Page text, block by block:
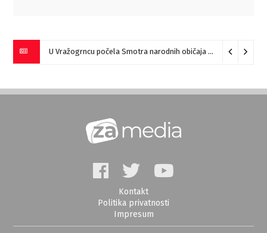
U Vražogrncu počela Smotra narodnih običaja „Vražogrnački točak“
Kontakt
Politika privatnosti
Impresum